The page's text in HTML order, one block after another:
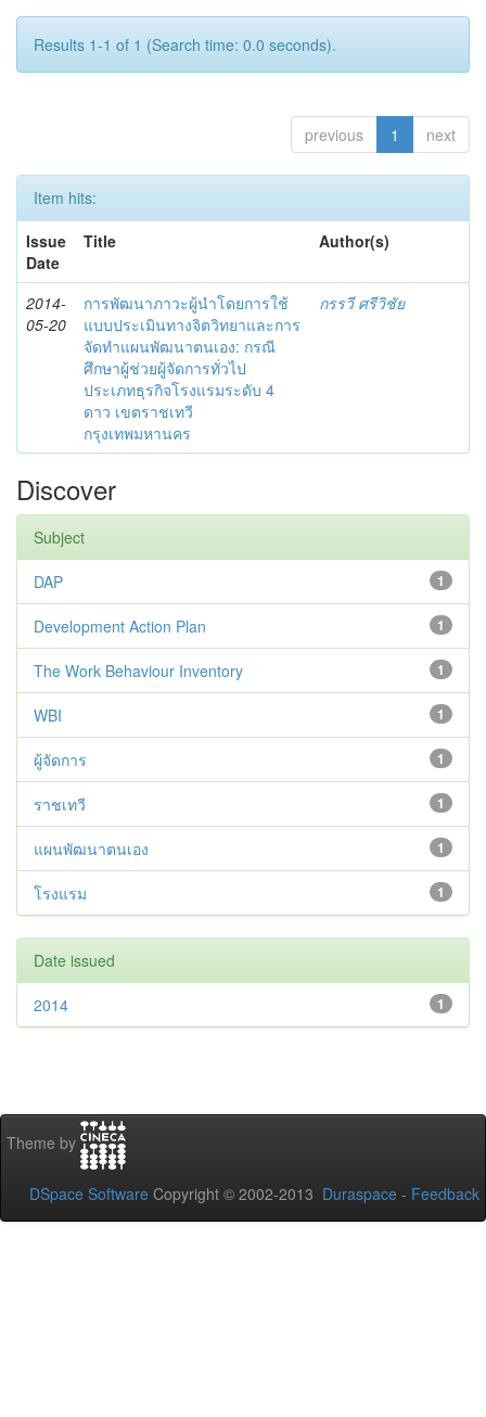
Results 1-1 of 1 (Search time: 0.0 seconds).
previous 1 next
Item hits:
Issue
Date
Title Author(s)
2014-
05-20
การพัฒนาภาวะผู้นำโดยการใช้
แบบประเมินทางจิตวิทยาและการ
จัดทำแผนพัฒนาตนเอง: กรณี
ศึกษาผู้ช่วยผู้จัดการทั่วไป
ประเภทธุรกิจโรงแรมระดับ 4
ดาว เขตราชเทวี
กรุงเทพมหานคร
กรรวี ศรีวิชัย
Discover
Subject
1
DAP
1
Development Action Plan
1
The Work Behaviour Inventory
1
WBI
1
ผู้จัดการ
1
ราชเทวี
1
แผนพัฒนาตนเอง
1
โรงแรม
Date issued
1
2014
Theme by
DSpace Software Copyright © 2002-2013 Duraspace - Feedback